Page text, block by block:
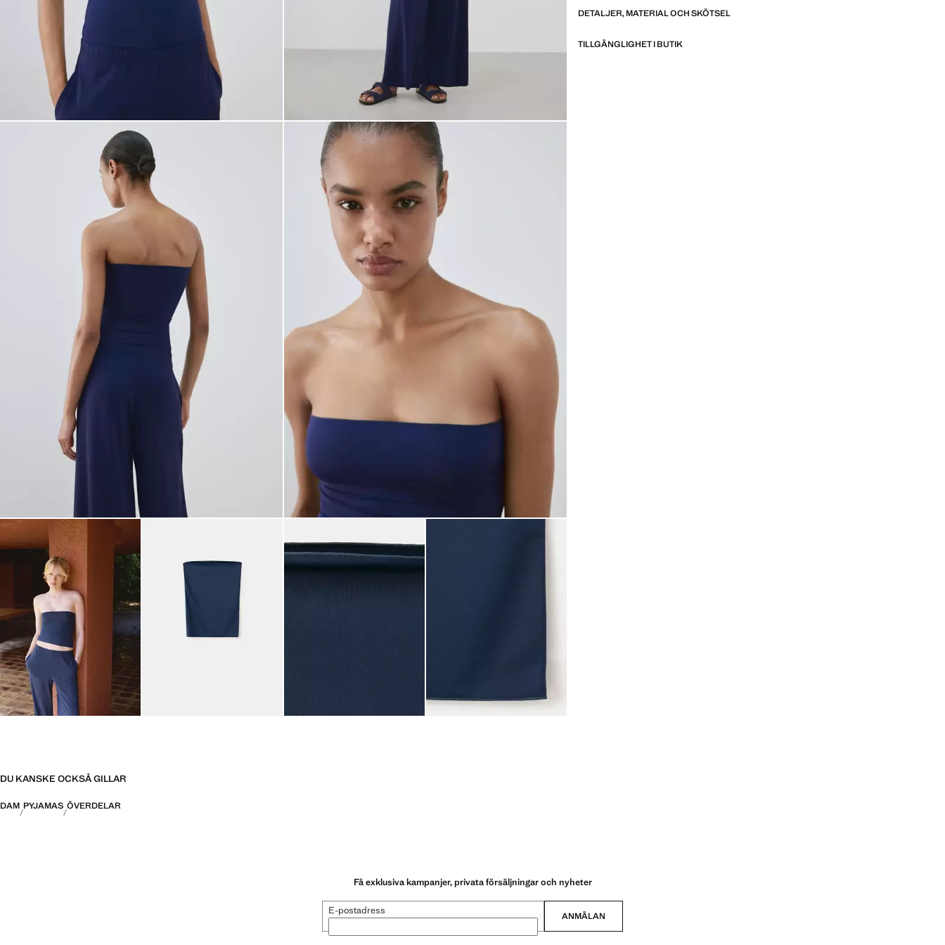
DETALJER, MATERIAL OCH SKÖTSEL
TILLGÄNGLIGHET I BUTIK
DU KANSKE OCKSÅ GILLAR
DAM PYJAMAS ÖVERDELAR
Få exklusiva kampanjer, privata försäljningar och nyheter
E-postadress ANMÄLAN